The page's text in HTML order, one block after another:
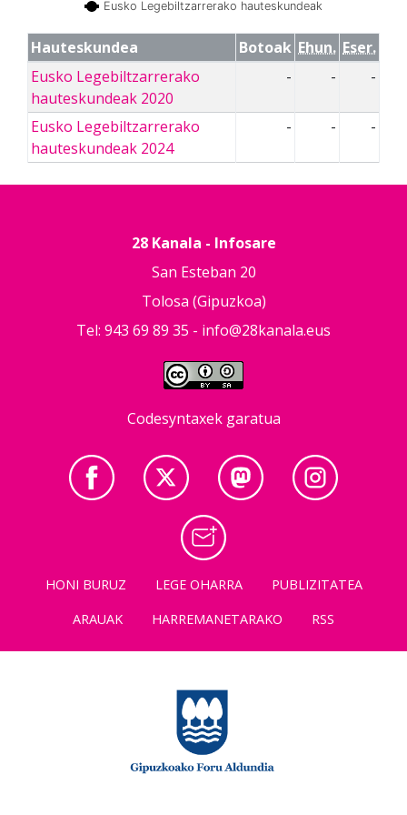
Eusko Legebiltzarrerako hauteskundeak
Hauteskundea Botoak Ehun. Eser.
Eusko Legebiltzarrerako
hauteskundeak 2020
- - -
Eusko Legebiltzarrerako
hauteskundeak 2024
- - -
28 Kanala - Infosare
San Esteban 20
Tolosa (Gipuzkoa)
Tel: 943 69 89 35 - info@28kanala.eus
Codesyntaxek garatua
HONI BURUZ LEGE OHARRA
PUBLIZITATEA
ARAUAK
HARREMANETARAKO RSS